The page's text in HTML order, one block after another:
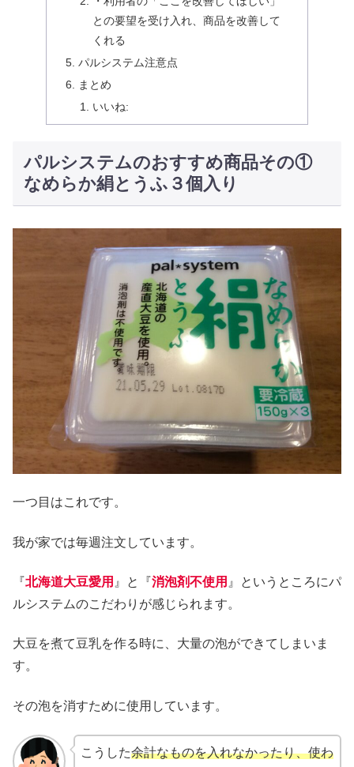
との要望を受け入れ、商品を改善して
くれる
パルシステム注意点
まとめ
いいね:
パルシステムのおすすめ商品その①
なめらか絹とうふ３個入り
一つ目はこれです。
我が家では毎週注文しています。
『北海道大豆愛用 』と『消泡剤不使用 』というところにパ
ルシステムのこだわりが感じられます。
大豆を煮て豆乳を作る時に、大量の泡ができてしまいま
す。
その泡を消すために使用しています。
こうした余計なものを入れなかったり、使わ